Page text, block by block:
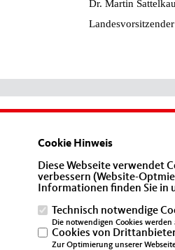
Dr. Martin Sattelkau
Landesvorsitzender
Wirtschaftsunion Berlin
IMPRESSUM
Cookie Hinweis
Diese Webseite verwendet
verbessern (Website-
Informationen finden Sie in
Technisch notwendige
Die notwendigen Cookies
Cookies von
Zur Optimierung unserer